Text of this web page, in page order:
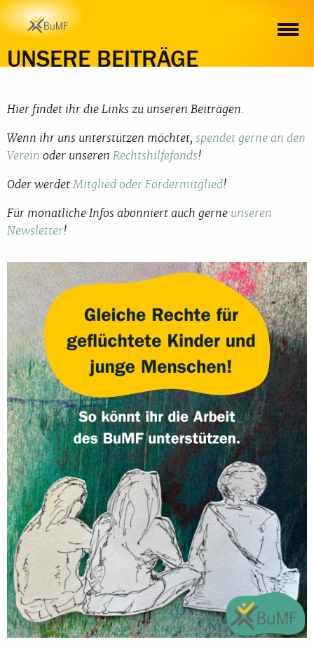
UNSERE BEITRÄGE
Hier findet ihr die Links zu unseren Beiträgen.
Wenn ihr uns unterstützen möchtet, spendet gerne an den
Verein oder unseren Rechtshilfefonds!
Oder werdetMitglied oder Fördermitglied!
Für monatliche Infos abonniert auch gerne unseren
Newsletter!